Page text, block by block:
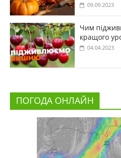
09.09.2023
Чим
кращого
04.04.2023
ПОГОДА ОНЛАЙН